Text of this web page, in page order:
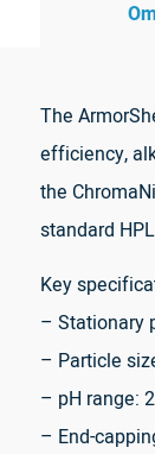
The
efficiency,
the
standard
Key
– Stationary
– Particle
– pH range:
– End-